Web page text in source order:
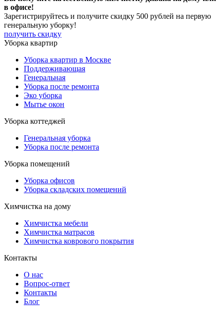
в офисе!
Зарегистрируйтесь и получите скидку 500 рублей на первую
генеральную уборку!
получить скидку
Уборка квартир
Уборка квартир в Москве
Поддерживающая
Генеральная
Уборка после ремонта
Эко уборка
Мытье окон
Уборка коттеджей
Генеральная уборка
Уборка после ремонта
Уборка помещений
Уборка офисов
Уборка складских помещений
Химчистка на дому
Химчистка мебели
Химчистка матрасов
Химчистка коврового покрытия
Контакты
О нас
Вопрос-ответ
Контакты
Блог